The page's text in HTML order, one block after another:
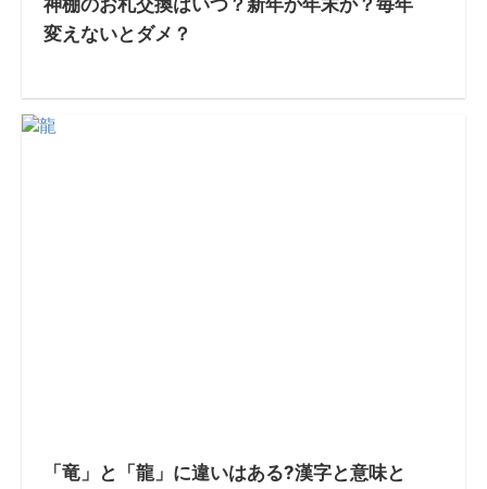
変えないとダメ？
「竜」と「龍」に違いはある?漢字と意味と